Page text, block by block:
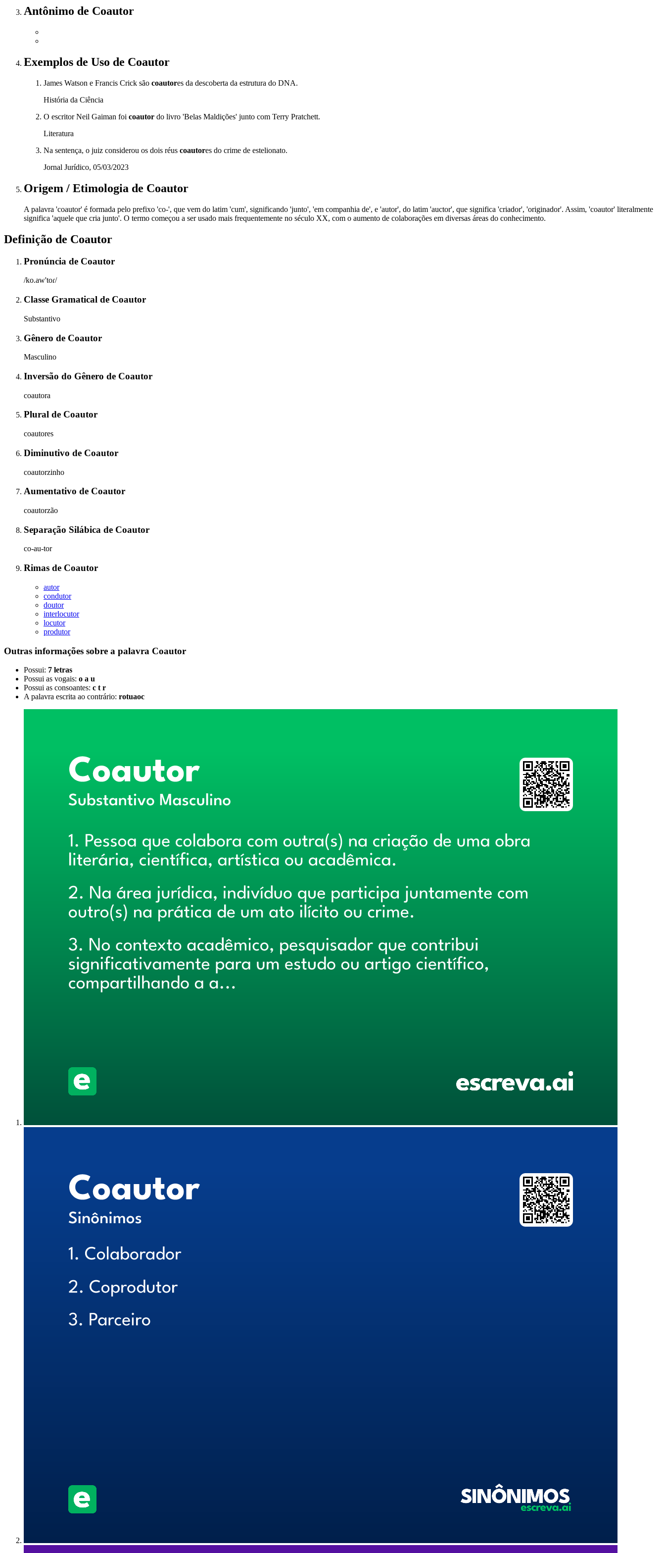
Antônimo de Coautor
Exemplos de Uso de Coautor
James Watson e Francis Crick são coautores da descoberta da estrutura do DNA.
História da Ciência
O escritor Neil Gaiman foi coautor do livro 'Belas Maldições' junto com Terry Pratchett.
Literatura
Na sentença, o juiz considerou os dois réus coautores do crime de estelionato.
Jornal Jurídico, 05/03/2023
Origem / Etimologia de Coautor
A palavra 'coautor' é formada pelo prefixo 'co-', que vem do latim 'cum', significando 'junto', 'em companhia de', e 'autor', do latim 'auctor', que significa 'criador', 'originador'. Assim, 'coautor' literalmente
significa 'aquele que cria junto'. O termo começou a ser usado mais frequentemente no século XX, com o aumento de colaborações em diversas áreas do conhecimento.
Definição de Coautor
Pronúncia de Coautor
/ko.aw'toɾ/
Classe Gramatical de Coautor
Substantivo
Gênero de Coautor
Masculino
Inversão do Gênero de Coautor
coautora
Plural de Coautor
coautores
Diminutivo de Coautor
coautorzinho
Aumentativo de Coautor
coautorzão
Separação Silábica de Coautor
co-au-tor
Rimas de Coautor
autor
condutor
doutor
interlocutor
locutor
produtor
Outras informações sobre a palavra Coautor
Possui: 7 letras
Possui as vogais: o a u
Possui as consoantes: c t r
A palavra escrita ao contrário: rotuaoc